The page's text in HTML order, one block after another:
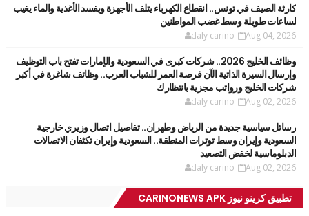
كارثة الصيف في تونس.. انقطاع الكهرباء يتلف الأجهزة ويفسد الأغذية والماء يغيب
لساعات طويلة وسط غضب المواطنين
daly carino Aug 04, 2026
وظائف الخليج 2026.. شركات كبرى في السعودية والإمارات تفتح باب التوظيف
وإرسال السيرة الذاتية الآن فرصة العمر للشباب العرب.. وظائف شاغرة في أكبر
شركات الخليج ورواتب مجزية بانتظارك
daly carino Aug 02, 2026
رسائل سياسية جديدة من الرياض وطهران.. تفاصيل اتصال وزيري خارجية
السعودية وإيران وسط توترات المنطقة.. السعودية وإيران تكثفان الاتصالات
الدبلوماسية لخفض التصعيد
daly carino Aug 02, 2026
تطبيق كرينو نيوز CARINONEWS APK